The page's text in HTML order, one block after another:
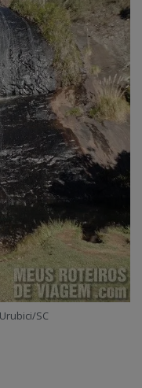
SC